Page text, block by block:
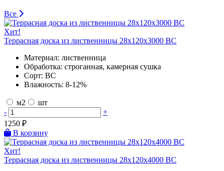
Все
Хит!
Террасная доска из лиственницы 28х120х3000 BC
Материал: лиственница
Обработка: строганная, камерная сушка
Сорт: BC
Влажность: 8-12%
м2
шт
-
+
1250 ₽
В корзину
Хит!
Террасная доска из лиственницы 28х120х4000 BC